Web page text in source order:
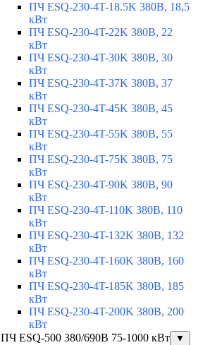
ПЧ ESQ-230-4T-18.5K 380В, 18,5
кВт
ПЧ ESQ-230-4T-22K 380В, 22
кВт
ПЧ ESQ-230-4T-30K 380В, 30
кВт
ПЧ ESQ-230-4T-37K 380В, 37
кВт
ПЧ ESQ-230-4T-45K 380В, 45
кВт
ПЧ ESQ-230-4T-55K 380В, 55
кВт
ПЧ ESQ-230-4T-75K 380В, 75
кВт
ПЧ ESQ-230-4T-90K 380В, 90
кВт
ПЧ ESQ-230-4T-110K 380В, 110
кВт
ПЧ ESQ-230-4T-132K 380В, 132
кВт
ПЧ ESQ-230-4T-160K 380В, 160
кВт
ПЧ ESQ-230-4T-185K 380В, 185
кВт
ПЧ ESQ-230-4T-200K 380В, 200
кВт
ПЧ ESQ-500 380/690В 75-1000 кВт
▼